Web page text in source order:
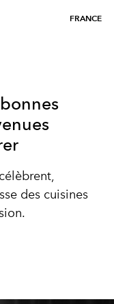
FRANCE
des cuisines